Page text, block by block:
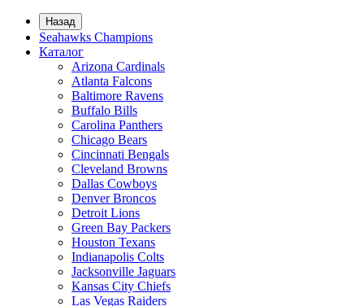
Назад
Seahawks Champions
Каталог
Arizona Cardinals
Atlanta Falcons
Baltimore Ravens
Buffalo Bills
Carolina Panthers
Chicago Bears
Cincinnati Bengals
Cleveland Browns
Dallas Cowboys
Denver Broncos
Detroit Lions
Green Bay Packers
Houston Texans
Indianapolis Colts
Jacksonville Jaguars
Kansas City Chiefs
Las Vegas Raiders